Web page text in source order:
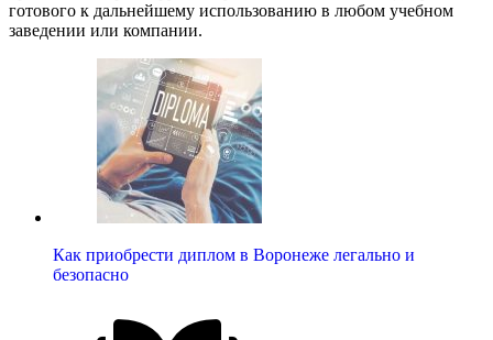
готового к дальнейшему использованию в любом учебном
заведении или компании.
Как приобрести диплом в Воронеже легально и
безопасно